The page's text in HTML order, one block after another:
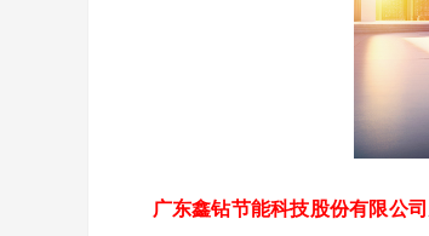
广东鑫钻节能科技股份有限公司